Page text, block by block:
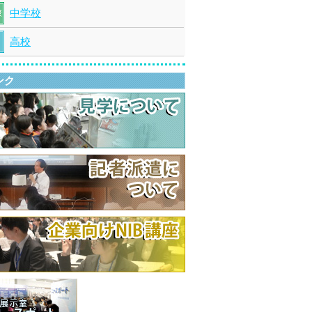
中学校
高校
ク